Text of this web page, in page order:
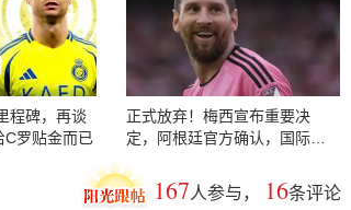
程碑，再谈
C罗贴金而已
正式放弃！梅西宣布重要决
定，阿根廷官方确认，国际足
167人参与， 16条评论